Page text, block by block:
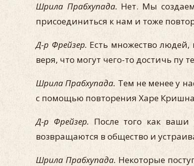
Шрила Прабхупада. Нет. Мы
присоединиться к нам и тоже
Д-р Фрейзер. Есть множество людей,
веря, что могут чего-то достичь
Шрила Прабхупада. Тем не менее у
с помощью повторения Харе
Д-р Фрейзер. После того как
возвращаются в общество и
Шрила Прабхупада. Некоторые